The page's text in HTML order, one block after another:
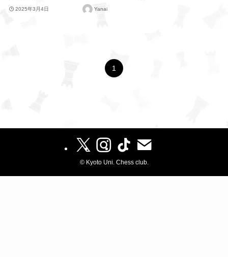
2025年3月4日 Yanai
1
©Kyoto Uni. Chess club.